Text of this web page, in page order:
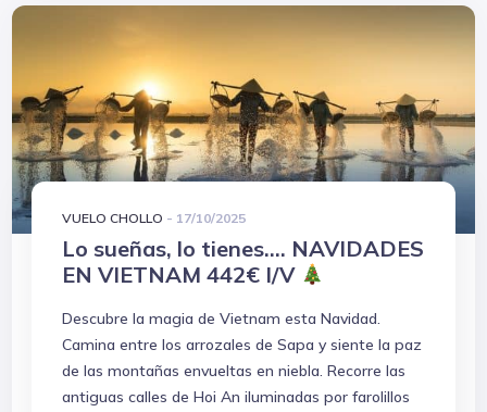
VUELO CHOLLO - 17/10/2025
Lo sueñas, lo tienes.... NAVIDADES
EN VIETNAM 442€ I/V
Descubre la magia de Vietnam esta Navidad.
Camina entre los arrozales de Sapa y siente la paz
de las montañas envueltas en niebla. Recorre las
antiguas calles de Hoi An iluminadas por farolillos